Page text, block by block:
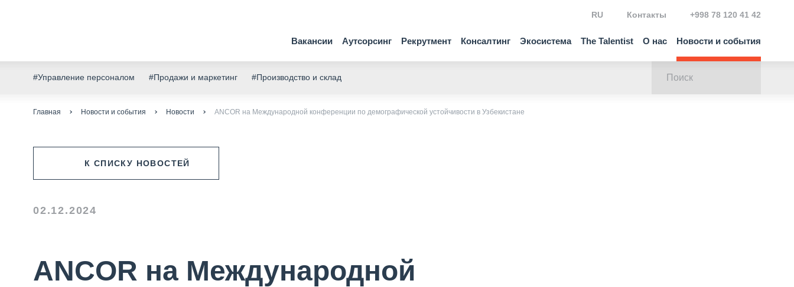
Вакансии Аутсорсинг Рекрутмент Консалтинг Экосистема The Talentist О нас Новости и события
RU Контакты +998 78 120 41 42
#Управление персоналом #Продажи и маркетинг #Производство и склад
Главная Новости и события Новости ANCOR на Международной конференции по демографической устойчивости в Узбекистане
К СПИСКУ НОВОСТЕЙ
02.12.2024
ANCOR на Международной